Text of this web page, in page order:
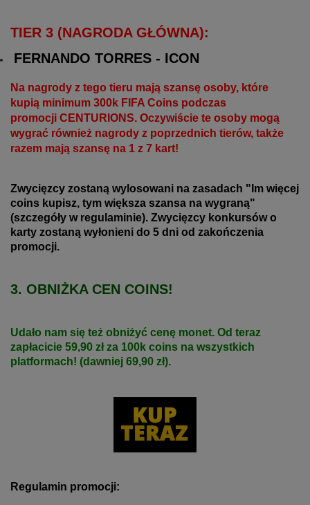
TIER 3 (NAGRODA GŁÓWNA):
FERNANDO TORRES - ICON
Na nagrody z tego tieru mają szansę osoby, które
kupią minimum 300k FIFA Coins podczas
promocji CENTURIONS. Oczywiście te osoby mogą
wygrać również nagrody z poprzednich tierów, także
razem mają szansę na 1 z 7 kart!
Zwycięzcy zostaną wylosowani na zasadach "Im więcej
coins kupisz, tym większa szansa na wygraną"
(szczegóły w regulaminie). Zwycięzcy konkursów o
karty zostaną wyłonieni do 5 dni od zakończenia
promocji.
3. OBNIŻKA CEN COINS!
Udało nam się też obniżyć cenę monet. Od teraz
zapłacicie 59,90 zł za 100k coins na wszystkich
platformach! (dawniej 69,90 zł).
Regulamin promocji: